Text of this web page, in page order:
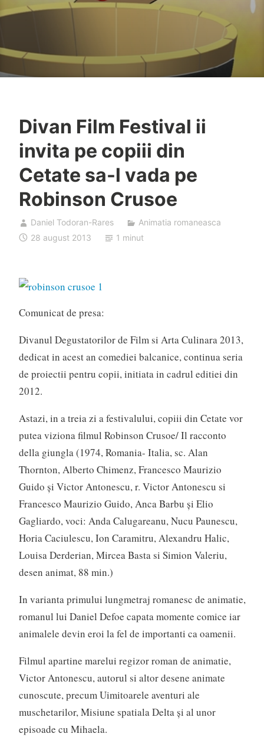
Divan Film Festival ii
invita pe copiii din
Cetate sa-l vada pe
Robinson Crusoe
Daniel Todoran-Rares
Animatia romaneasca
28 august 2013
1 minut
Comunicat de presa:
Divanul Degustatorilor de Film si Arta Culinara 2013,
dedicat in acest an comediei balcanice, continua seria
de proiectii pentru copii, initiata in cadrul editiei din
2012.
Astazi, in a treia zi a festivalului, copiii din Cetate vor
putea viziona filmul Robinson Crusoe/ Il racconto
della giungla (1974, Romania- Italia, sc. Alan
Thornton, Alberto Chimenz, Francesco Maurizio
Guido şi Victor Antonescu, r. Victor Antonescu si
Francesco Maurizio Guido, Anca Barbu şi Elio
Gagliardo, voci: Anda Calugareanu, Nucu Paunescu,
Horia Caciulescu, Ion Caramitru, Alexandru Halic,
Louisa Derderian, Mircea Basta si Simion Valeriu,
desen animat, 88 min.)
In varianta primului lungmetraj romanesc de animatie,
romanul lui Daniel Defoe capata momente comice iar
animalele devin eroi la fel de importanti ca oamenii.
Filmul apartine marelui regizor roman de animatie,
Victor Antonescu, autorul si altor desene animate
cunoscute, precum Uimitoarele aventuri ale
muschetarilor, Misiune spatiala Delta și al unor
episoade cu Mihaela.